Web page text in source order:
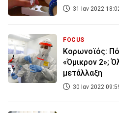
31 Ιαν 2022
FOCUS
Κορωνοϊός:
«Όμικρον 2»;
μετάλλαξη
30 Ιαν 2022